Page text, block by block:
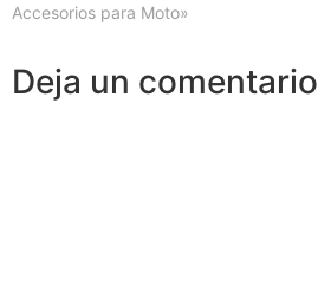
Accesorios para Moto»
Deja un comentario